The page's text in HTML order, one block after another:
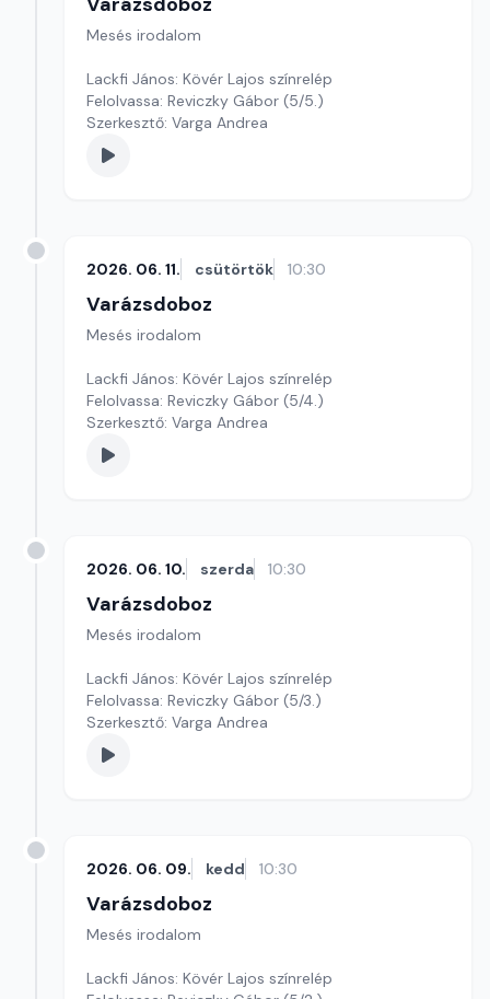
Mesés irodalom
Lackfi János: Kövér Lajos színrelép
Felolvassa: Reviczky Gábor (5/5.)
Szerkesztő: Varga Andrea
2026. 06. 11. csütörtök 10:30
Varázsdoboz
Mesés irodalom
Lackfi János: Kövér Lajos színrelép
Felolvassa: Reviczky Gábor (5/4.)
Szerkesztő: Varga Andrea
2026. 06. 10. szerda 10:30
Varázsdoboz
Mesés irodalom
Lackfi János: Kövér Lajos színrelép
Felolvassa: Reviczky Gábor (5/3.)
Szerkesztő: Varga Andrea
2026. 06. 09. kedd 10:30
Varázsdoboz
Mesés irodalom
Lackfi János: Kövér Lajos színrelép